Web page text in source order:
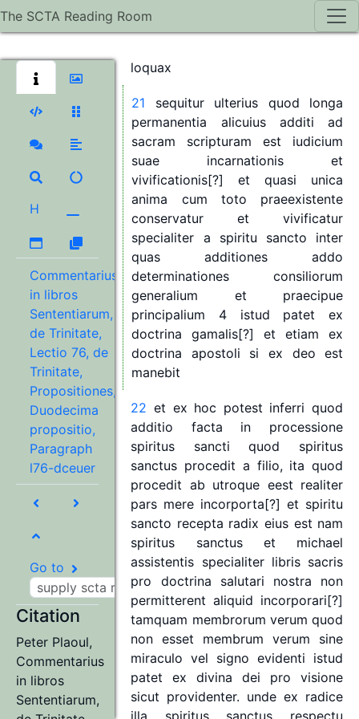
The SCTA Reading Room
H
Commentarius
in libros
Sententiarum,
de Trinitate,
Lectio 76, de
Trinitate,
Propositiones,
Duodecima
propositio,
Paragraph
l76-dceuer
Go to
Citation
Peter Plaoul,
Commentarius
in libros
Sententiarum,
speciali
rerum
vivificationem et conserva tionem
loquax
21 sequitur ulterius quod
longa
permanentia
alicuius additi
ad
sacram
scripturam est
iudicium
suae
incarnationis
et
vivificationis[?]
et quasi
unica
anima
cum toto
praeexistente
conservatur
et
vivificatur
specialiter a spiritu sancto
inter
quas
additiones
addo
determinationes
consiliorum
generalium
et
praecipue
principalium
4 istud patet
ex
doctrina
gamalis[?] et etiam
ex
doctrina
apostoli si ex deo
est
manebit
22 et ex hoc potest inferri quod
additio
facta in
processione
spiritus
sancti quod
spiritus
sanctus procedit a filio, ita quod
procedit ab utroque eest realiter
pars mere incorporta[?] et spiritu
sancto recepta radix eius est nam
spiritus
sanctus et
michael
assistentis specialiter libris sacris
pro
doctrina salutari nostra
non
permitterent aliquid incorporari[?]
tamquam membrorum verum quod
non esset membrum verum
sine
miraculo vel signo evidenti istud
patet
ex divina dei pro
visione
sicut providenter. unde ex radice
illa
spiritus sanctus respectu